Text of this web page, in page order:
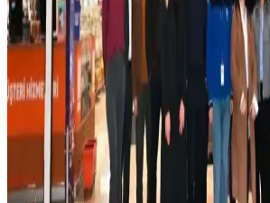
Air fryer temizliği, yapışkan kalıntılar ve zor
nedeniyle zorluk çıkarır. Ninja Crispi,
ve uygun temizlik yöntemleri süreci
15 Yıllık Bosch 500 Bulaşık
Makine Seçeneklerinin
15 yıllık Bosch 500 bulaşık makinesinin su
tamir ve yeni makine alma seçeneklerini
ömür, maliyet ve teknoloji farkları analiz